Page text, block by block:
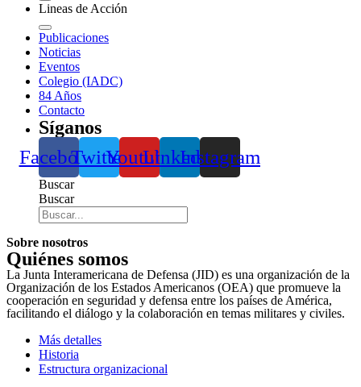
Lineas de Acción
Publicaciones
Noticias
Eventos
Colegio (IADC)
84 Años
Contacto
Síganos
FacebookTwitterYoutubeLinkedinInstagram
Buscar
Buscar
Sobre nosotros
Quiénes somos
La Junta Interamericana de Defensa (JID) es una organización de la
Organización de los Estados Americanos (OEA) que promueve la
cooperación en seguridad y defensa entre los países de América,
facilitando el diálogo y la colaboración en temas militares y civiles.
Más detalles
Historia
Estructura organizacional